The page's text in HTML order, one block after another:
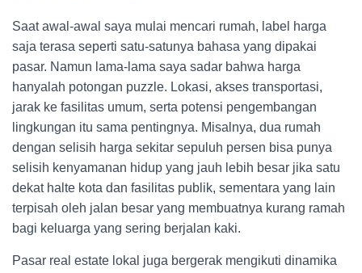
Saat awal-awal saya mulai mencari rumah, label harga
saja terasa seperti satu-satunya bahasa yang dipakai
pasar. Namun lama-lama saya sadar bahwa harga
hanyalah potongan puzzle. Lokasi, akses transportasi,
jarak ke fasilitas umum, serta potensi pengembangan
lingkungan itu sama pentingnya. Misalnya, dua rumah
dengan selisih harga sekitar sepuluh persen bisa punya
selisih kenyamanan hidup yang jauh lebih besar jika satu
dekat halte kota dan fasilitas publik, sementara yang lain
terpisah oleh jalan besar yang membuatnya kurang ramah
bagi keluarga yang sering berjalan kaki.
Pasar real estate lokal juga bergerak mengikuti dinamika